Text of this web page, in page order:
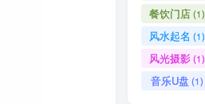
餐饮门店(1)
风水起名 (1)
风光摄影(1)
音乐U盘 (1)